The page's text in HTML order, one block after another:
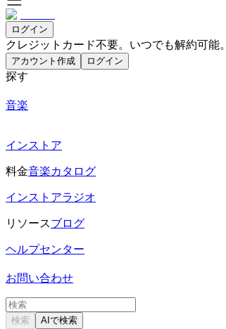
ログイン
クレジットカード不要。いつでも解約可能。
アカウント作成 ログイン
探す
音楽
インストア
料金音楽カタログ
インストアラジオ
リソースブログ
ヘルプセンター
お問い合わせ
検索 AIで検索